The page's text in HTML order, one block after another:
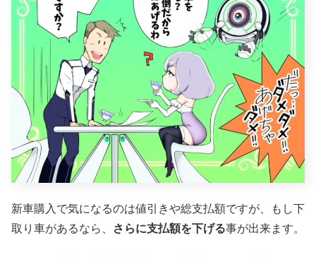
新車購入で気になるのは値引きや総支払額ですが、もし下
取り車があるなら、
さらに支払額を下げる事が出来ます。